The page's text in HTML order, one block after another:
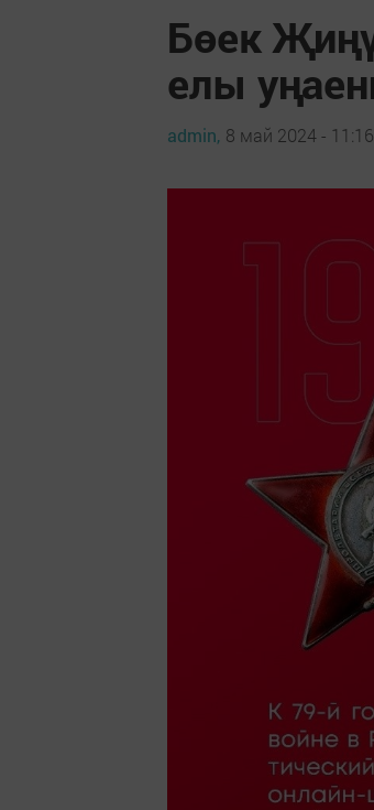
Бөек
елы
admin, 8 май 2024 - 11:16